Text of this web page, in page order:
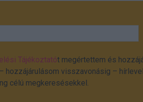
Tájékoztatót megértettem és
hozzájárulásom visszavonásig –
célú megkeresésekkel.